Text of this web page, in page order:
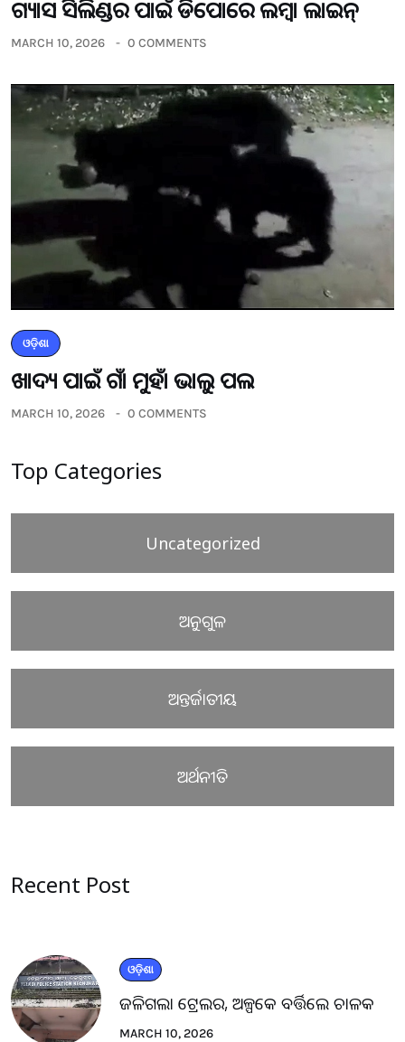
ଗ୍ୟାସ ସିଲିଣ୍ଡର ପାଇଁ ଡିପୋରେ ଲମ୍ବା ଲାଇନ୍
MARCH 10, 2026 0 COMMENTS
ଓଡ଼ିଶା
ଖାଦ୍ୟ ପାଇଁ ଗାଁ ମୁହାଁ ଭାଲୁ ପଲ
MARCH 10, 2026 0 COMMENTS
Top Categories
Uncategorized
ଅନୁଗୁଳ
ଅନ୍ତର୍ଜାତୀୟ
ଅର୍ଥନୀତି
Recent Post
ଓଡ଼ିଶା
ଜଳିଗଲା ଟ୍ରେଲର, ଅଳ୍ପକେ ବର୍ତ୍ତିଲେ ଚାଳକ
MARCH 10, 2026